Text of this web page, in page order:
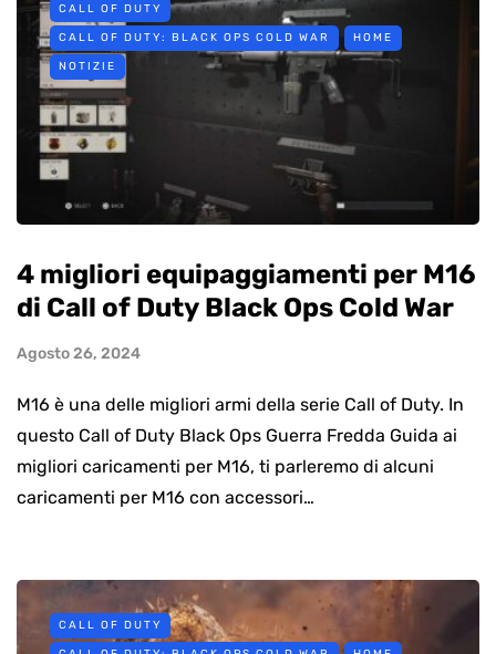
CALL OF DUTY
CALL OF DUTY: BLACK OPS COLD WAR HOME
NOTIZIE
4 migliori equipaggiamenti per M16
di Call of Duty Black Ops Cold War
Agosto 26, 2024
M16 è una delle migliori armi della serie Call of Duty. In
questo Call of Duty Black Ops Guerra Fredda Guida ai
migliori caricamenti per M16, ti parleremo di alcuni
caricamenti per M16 con accessori…
CALL OF DUTY